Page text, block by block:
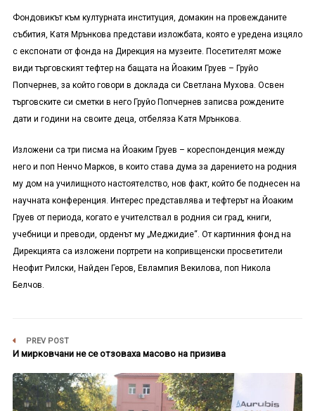
Фондовикът към културната институция, домакин на провежданите
събития, Катя Мрънкова представи изложбата, която е уредена изцяло
с експонати от фонда на Дирекция на музеите. Посетителят може
види търговският тефтер на бащата на Йоаким Груев – Груйо
Попчернев, за който говори в доклада си Светлана Мухова. Освен
търговските си сметки в него Груйо Попчернев записва рождените
дати и години на своите деца, отбеляза Катя Мрънкова.
Изложени са три писма на Йоаким Груев – кореспонденция между
него и поп Ненчо Марков, в които става дума за дарението на родния
му дом на училищното настоятелство, нов факт, който бе поднесен на
научната конференция. Интерес представлява и тефтерът на Йоаким
Груев от периода, когато е учителствал в родния си град, книги,
учебници и преводи, орденът му „Меджидие“. От картинния фонд на
Дирекцията са изложени портрети на копривщенски просветители
Неофит Рилски, Найден Геров, Евлампия Векилова, поп Никола
Белчов.
PREV POST
И мирковчани не се отзоваха масово на призива